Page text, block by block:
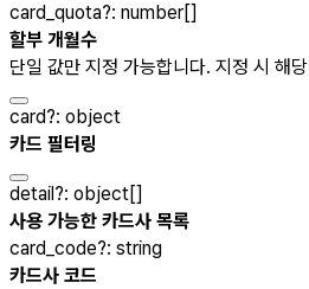
card_quota?: number[]
할부 개월수
단일 값만 지정 가능합니다. 지정 시 해
card?: object
카드 필터링
detail?: object[]
사용 가능한 카드사 목록
card_code?: string
카드사 코드